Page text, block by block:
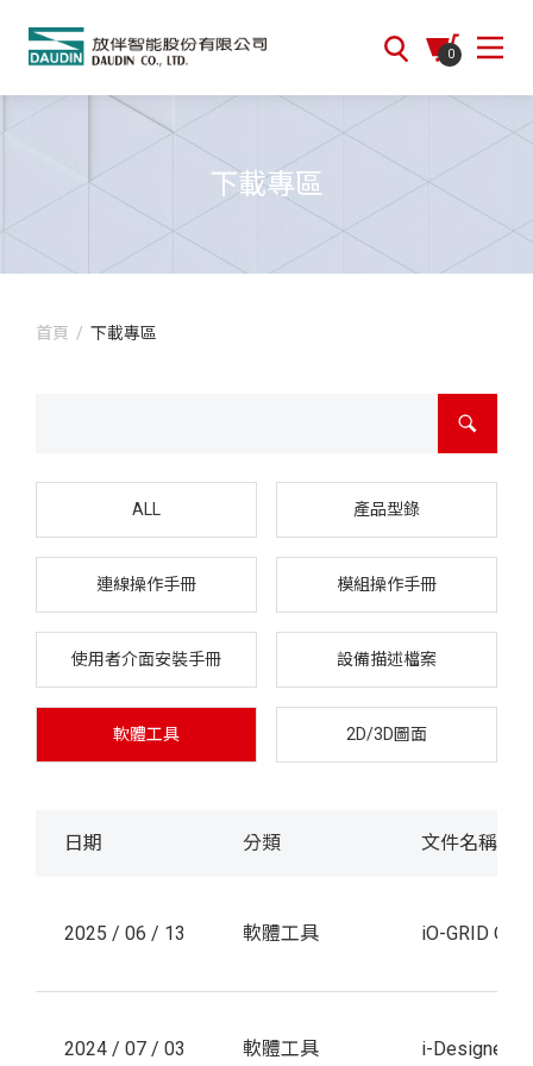
0
下載專區
首頁 / 下載專區
ALL 產品型錄
連線操作手冊 模組操作手冊
使用者介面安裝手冊 設備描述檔案
軟體工具 2D/3D圖面
日期 分類 文件名稱
2025 / 06 / 13 軟體工具 iO-GRID Q
2024 / 07 / 03 軟體工具 i-